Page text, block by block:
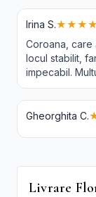
Irina S.
Coroana, care
locul stabilit,
impecabil.
Gheorghita C.
Livrare